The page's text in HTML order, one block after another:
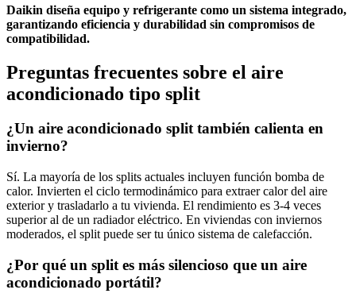
Daikin diseña equipo y refrigerante como un sistema integrado,
garantizando eficiencia y durabilidad sin compromisos de
compatibilidad.
Preguntas frecuentes sobre el aire
acondicionado tipo split
¿Un aire acondicionado split también calienta en
invierno?
Sí. La mayoría de los splits actuales incluyen función bomba de
calor. Invierten el ciclo termodinámico para extraer calor del aire
exterior y trasladarlo a tu vivienda. El rendimiento es 3-4 veces
superior al de un radiador eléctrico. En viviendas con inviernos
moderados, el split puede ser tu único sistema de calefacción.
¿Por qué un split es más silencioso que un aire
acondicionado portátil?